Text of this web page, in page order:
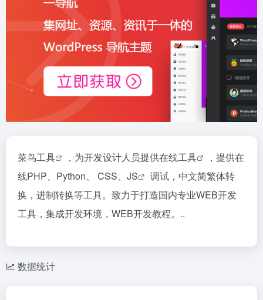
菜鸟工具 ，为开发设计人员提供在线工具
，提供在
线PHP、Python、 CSS、 JS
调试，中文简繁体转
换，进制转换等工具。致力于打造国内专业WEB开发
工具，集成开发环境，WEB开发教程。..
数据统计